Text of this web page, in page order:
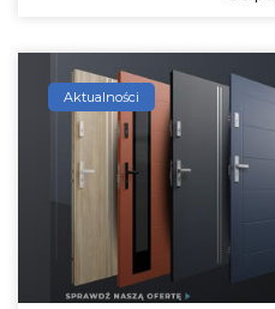
Aktualności